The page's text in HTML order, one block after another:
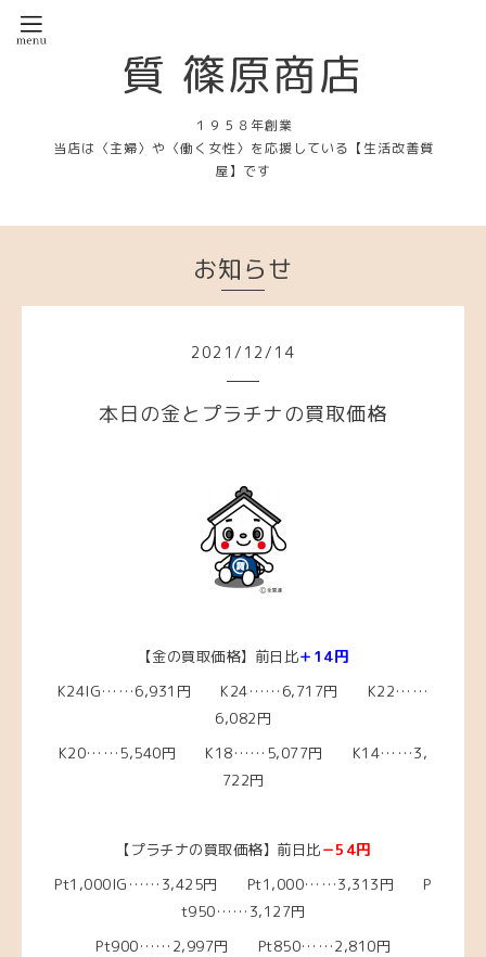
質 篠原商店
１９５８年創業
当店は〈主婦〉や〈働く女性〉を応援している【生活改善質
屋】です
お知らせ
2021 / 12/ 14
本日の金とプラチナの買取価格
【金の買取価格】前日比＋14円
K24IG……6,931円 K24……6,717円 K22……
6,082円
K20……5,540円 K18……5,077円 K14……3,
722円
【プラチナの買取価格】前日比－54円
Pt1,000IG……3,425円 Pt1,000……3,313円 P
t950……3,127円
Pt900……2,997円 Pt850……2,810円